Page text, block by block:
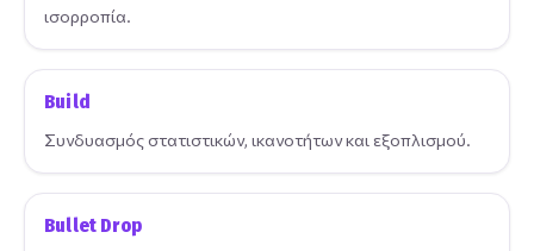
ισορροπία.
Build
Συνδυασμός στατιστικών, ικανοτήτων και εξοπλισμού.
Bullet Drop